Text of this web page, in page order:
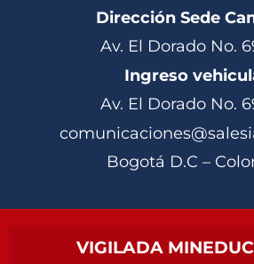
Dirección Sede
Av. El Dorado No.
Ingreso
Av. El Dorado No.
Bogotá D.C –
VIGILADA